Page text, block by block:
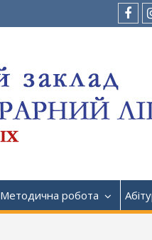
Методична робота